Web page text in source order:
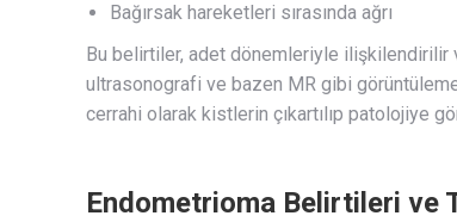
Bağırsak hareketleri sırasında ağrı
Bu belirtiler, adet dönemleriyle ilişkilendirilir
ultrasonografi ve bazen MR gibi
cerrahi olarak kistlerin çıkartılıp patolojiye
Endometrioma Belirtileri ve